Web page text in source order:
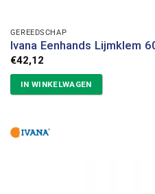
GEREEDSCHAP
Ivana Eenhands Lijmklem
€42,12
IN WINKELWAGEN